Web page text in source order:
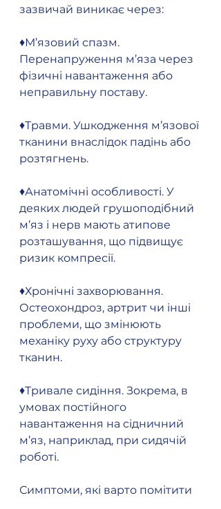
зазвичай виникає через:
♦️М’язовий спазм.
Перенапруження м’яза через
фізичні навантаження або
неправильну поставу.
♦️Травми. Ушкодження м’язової
тканини внаслідок падінь або
розтягнень.
♦️Анатомічні особливості. У
деяких людей грушоподібний
м’яз і нерв мають атипове
розташування, що підвищує
ризик компресії.
♦️Хронічні захворювання.
Остеохондроз, артрит чи інші
проблеми, що змінюють
механіку руху або структуру
тканин.
♦️Тривале сидіння. Зокрема, в
умовах постійного
навантаження на сідничний
м’яз, наприклад, при сидячій
роботі.
Симптоми, які варто помітити